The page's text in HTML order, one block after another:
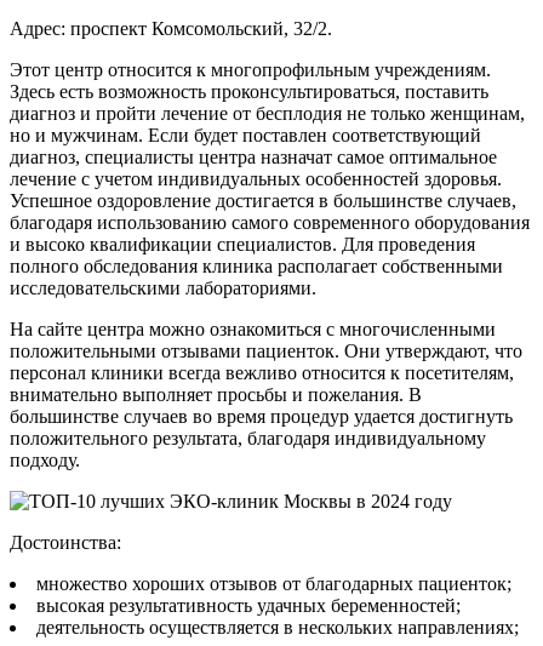
Адрес: проспект Комсомольский, 32/2.
Этот центр относится к многопрофильным учреждениям.
Здесь есть возможность проконсультироваться, поставить
диагноз и пройти лечение от бесплодия не только женщинам,
но и мужчинам. Если будет поставлен соответствующий
диагноз, специалисты центра назначат самое оптимальное
лечение с учетом индивидуальных особенностей здоровья.
Успешное оздоровление достигается в большинстве случаев,
благодаря использованию самого современного оборудования
и высоко квалификации специалистов. Для проведения
полного обследования клиника располагает собственными
исследовательскими лабораториями.
На сайте центра можно ознакомиться с многочисленными
положительными отзывами пациенток. Они утверждают, что
персонал клиники всегда вежливо относится к посетителям,
внимательно выполняет просьбы и пожелания. В
большинстве случаев во время процедур удается достигнуть
положительного результата, благодаря индивидуальному
подходу.
Достоинства:
множество хороших отзывов от благодарных пациенток;
высокая результативность удачных беременностей;
деятельность осуществляется в нескольких направлениях;